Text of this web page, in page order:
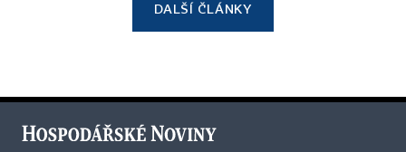
DALŠÍ ČLÁNKY